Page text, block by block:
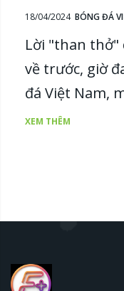
18/04/2024 BÓNG ĐÁ
Lời "than thở"
về trước, giờ
đá Việt Nam,
thủ trẻ là
XEM THÊM